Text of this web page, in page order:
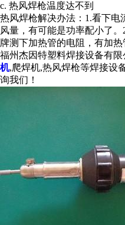
c. 热风焊枪温度达不到
热风焊枪解决办法：1.看下电
风量，有可能是功率配小了
牌测下加热管的电阻，有加热
福州杰因特塑料焊接设备有
机,爬焊机,热风焊枪等焊接设
询我们！